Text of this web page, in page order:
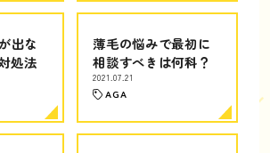
出な
処法
薄毛の悩みで最初に
相談すべきは何科？
2021.07.21
AGA